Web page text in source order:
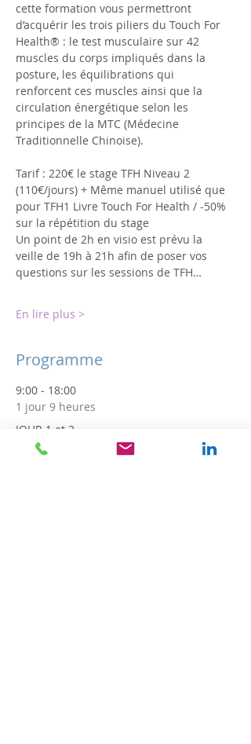
cette formation vous permettront
d’acquérir les trois piliers du Touch For
Health® : le test musculaire sur 42
muscles du corps impliqués dans la
posture, les équilibrations qui
renforcent ces muscles ainsi que la
circulation énergétique selon les
principes de la MTC (Médecine
Traditionnelle Chinoise).
Tarif : 220€ le stage TFH Niveau 2
(110€/jours) + Même manuel utilisé que
pour TFH1 Livre Touch For Health / -50%
sur la répétition du stage
Un point de 2h en visio est prévu la
veille de 19h à 21h afin de poser vos
questions sur les sessions de TFH…
En lire plus >
Programme
9:00 - 18:00
1 jour 9 heures
JOUR 1 et 2